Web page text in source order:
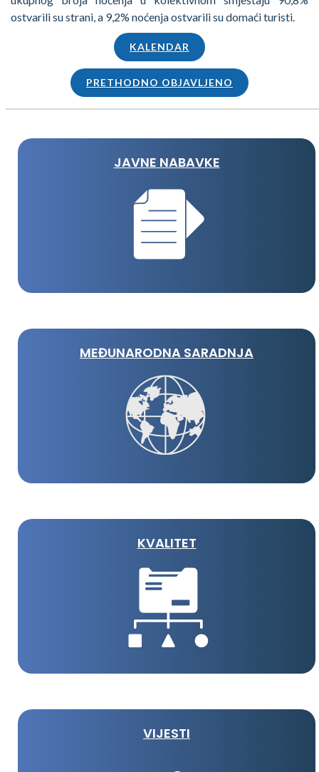
ostvarili su strani, a 9,2% noćenja ostvarili su domaći turisti.
KALENDAR
PRETHODNO OBJAVLJENO
JAVNE NABAVKE
MEĐUNARODNA SARADNJA
KVALITET
VIJESTI